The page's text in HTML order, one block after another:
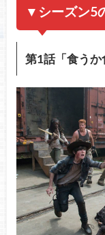
▼シーズン5
第1話「食うか